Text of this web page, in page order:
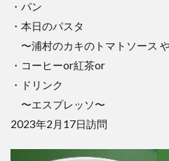
・パン
・本日のパスタ
〜浦村のカキのトマトソース
・コーヒーor紅茶or
・ドリンク
〜エスプレッソ〜
2023年2月17日訪問